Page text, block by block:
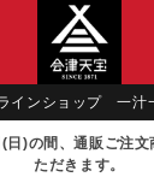
インショップ 一汁
)の間、通販ご注文
ただきます。